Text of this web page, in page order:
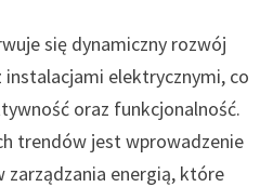
się dynamiczny rozwój
elektrycznymi, co
oraz funkcjonalność.
trendów jest wprowadzenie
energią, które